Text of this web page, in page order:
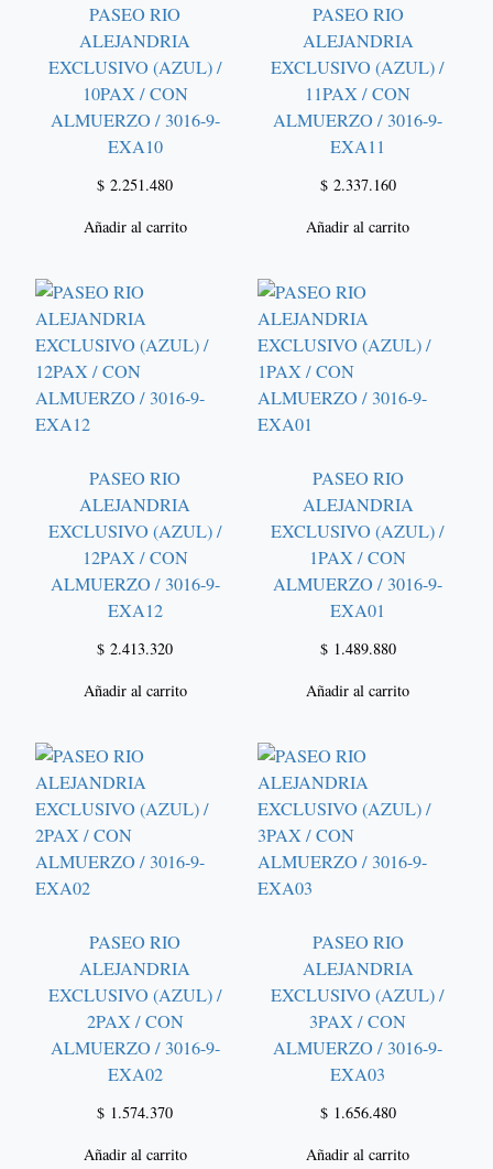
PASEO RIO
ALEJANDRIA
EXCLUSIVO (AZUL) /
10PAX / CON
ALMUERZO / 3016-9-
EXA10
$ 2.251.480
Añadir al carrito
PASEO RIO
ALEJANDRIA
EXCLUSIVO (AZUL) /
11PAX / CON
ALMUERZO / 3016-9-
EXA11
$2.337.160
Añadir al carrito
PASEO RIO
ALEJANDRIA
EXCLUSIVO (AZUL) /
12PAX / CON
ALMUERZO / 3016-9-
EXA12
$ 2.413.320
Añadir al carrito
PASEO RIO
ALEJANDRIA
EXCLUSIVO (AZUL) /
1PAX / CON
ALMUERZO / 3016-9-
EXA01
$1.489.880
Añadir al carrito
PASEO RIO
ALEJANDRIA
EXCLUSIVO (AZUL) /
2PAX / CON
ALMUERZO / 3016-9-
EXA02
$ 1.574.370
Añadir al carrito
PASEO RIO
ALEJANDRIA
EXCLUSIVO (AZUL) /
3PAX / CON
ALMUERZO / 3016-9-
EXA03
$1.656.480
Añadir al carrito